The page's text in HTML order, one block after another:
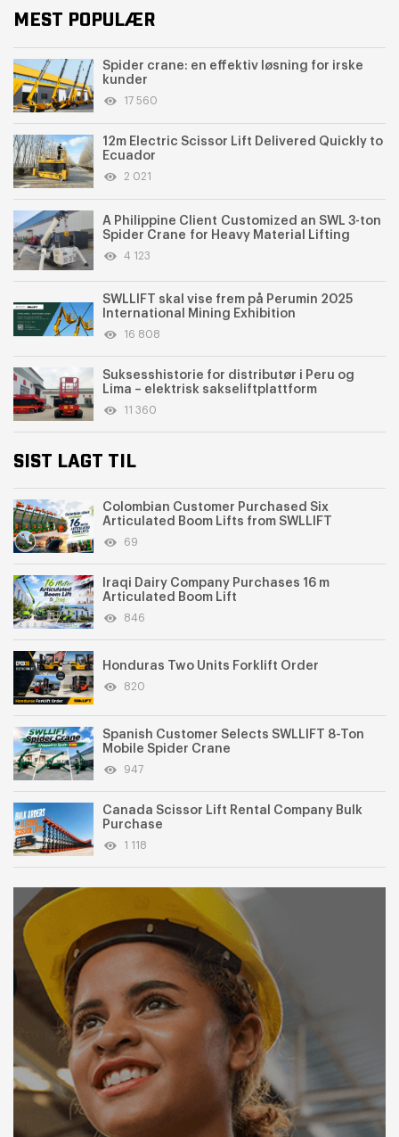
MEST POPULÆR
Spider crane: en effektiv løsning for irske
kunder
17 560
12m Electric Scissor Lift Delivered Quickly to
Ecuador
2 021
A Philippine Client Customized an SWL 3-ton
Spider Crane for Heavy Material Lifting
4 123
SWLLIFT skal vise frem på Perumin 2025
International Mining Exhibition
16 808
Suksesshistorie for distributør i Peru og
Lima – elektrisk sakseliftplattform
11 360
SIST LAGT TIL
Colombian Customer Purchased Six
Articulated Boom Lifts from SWLLIFT
69
Iraqi Dairy Company Purchases 16 m
Articulated Boom Lift
846
Honduras Two Units Forklift Order
820
Spanish Customer Selects SWLLIFT 8-Ton
Mobile Spider Crane
947
Canada Scissor Lift Rental Company Bulk
Purchase
1 118